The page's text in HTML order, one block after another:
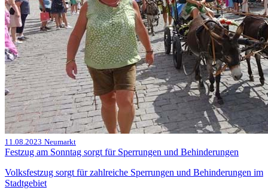
11.08.2023 Neumarkt
Festzug am Sonntag sorgt für Sperrungen und Behinderungen
Volksfestzug sorgt für zahlreiche Sperrungen und Behinderungen im
Stadtgebiet